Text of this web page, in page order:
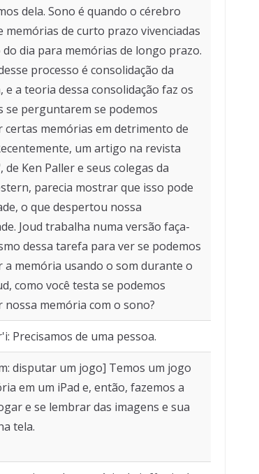
dela. Sono é quando o cérebro
memórias de curto prazo vivenciadas
dia para memórias de longo prazo.
processo é consolidação da
e a teoria dessa consolidação faz os
se perguntarem se podemos
certas memórias em detrimento de
um artigo na revista
de Ken Paller e seus colegas da
parecia mostrar que isso pode
o que despertou nossa
Joud trabalha numa versão faça-
dessa tarefa para ver se podemos
a memória usando o som durante o
como você testa se podemos
nossa memória com o sono?
Precisamos de uma pessoa.
disputar um jogo] Temos um jogo
em um iPad e, então, fazemos a
e se lembrar das imagens e sua
tela.